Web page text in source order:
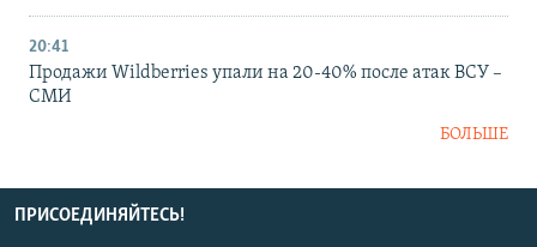
20:41
Продажи Wildberries упали на 20-40% после атак ВСУ –
СМИ
БОЛЬШЕ
ПРИСОЕДИНЯЙТЕСЬ!